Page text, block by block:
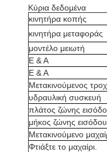
Κύρια δεδομένα
κινητήρα κοπής
κινητήρα μεταφοράς
μοντέλο μειωτή
Ε & Α
Ε & Α
Μετακινούμενος
υδραυλική συσκευή
πλάτος ζώνης
μήκος ζώνης
Μετακινούμενο
Φτιάξτε το μαχαίρι.